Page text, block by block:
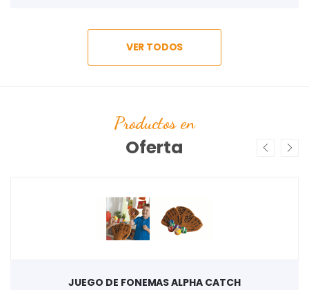
VER TODOS
Productos en
Oferta
JUEGO DE FONEMAS ALPHA CATCH